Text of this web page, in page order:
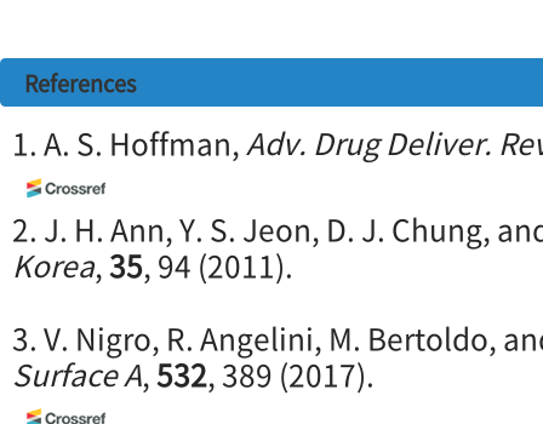
References
1. A. S. Hoffman,Adv. Drug Deliver.
2. J. H. Ann, Y. S. Jeon, D. J. Chung,
Korea,35, 94 (2011).
3. V. Nigro, R. Angelini, M. Bertoldo,
Surface A,532, 389 (2017).